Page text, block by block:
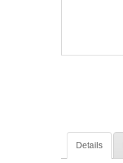
Details